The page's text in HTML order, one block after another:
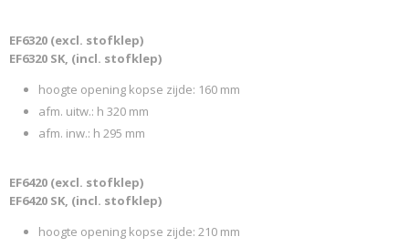
EF6320 (excl. stofklep)
EF6320 SK, (incl. stofklep)
hoogte opening kopse zijde: 160 mm
afm. uitw.: h 320 mm
afm. inw.: h 295 mm
EF6420 (excl. stofklep)
EF6420 SK, (incl. stofklep)
hoogte opening kopse zijde: 210 mm